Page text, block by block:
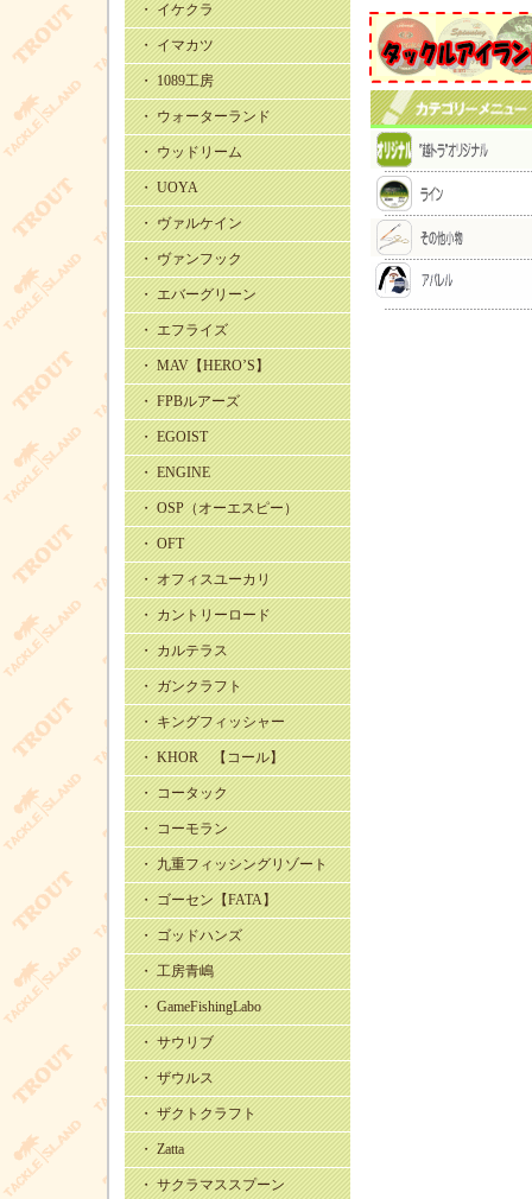
・ イケクラ
・ イマカツ
・ 1089工房
・ ウォーターランド
・ ウッドリーム
・ UOYA
・ ヴァルケイン
・ ヴァンフック
・ エバーグリーン
・ エフライズ
・ MAV【HERO’S】
・ FPBルアーズ
・ EGOIST
・ ENGINE
・ OSP（オーエスピー）
・ OFT
・ オフィスユーカリ
・ カントリーロード
・ カルテラス
・ ガンクラフト
・ キングフィッシャー
・ KHOR 【コール】
・ コータック
・ コーモラン
・ 九重フィッシングリゾート
・ ゴーセン【FATA】
・ ゴッドハンズ
・ 工房青嶋
・ GameFishingLabo
・ サウリブ
・ ザウルス
・ ザクトクラフト
・ Zatta
・ サクラマススプーン